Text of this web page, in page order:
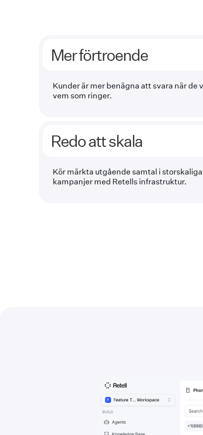
Mer förtroende
Kunder är mer benägna att svara när de
vem som ringer.
Redo att skala
Kör märkta utgående samtal i storskaliga
kampanjer med Retells infrastruktur.